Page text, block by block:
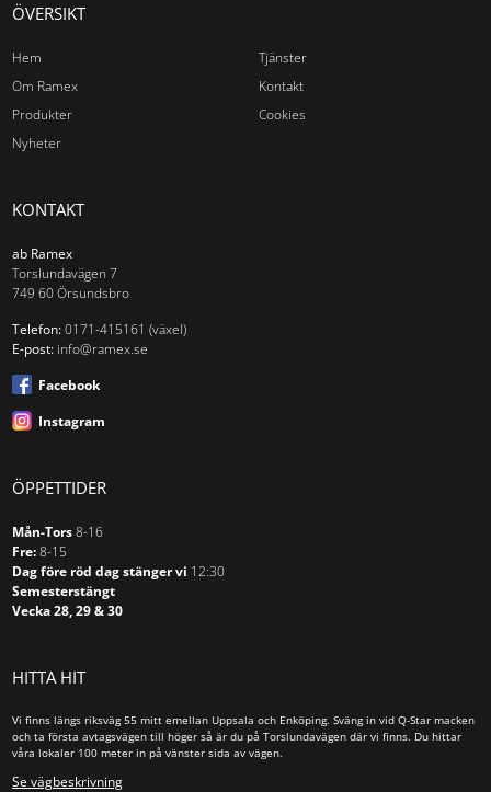
ÖVERSIKT
Hem
Om Ramex
Produkter
Nyheter
Tjänster
Kontakt
Cookies
KONTAKT
ab Ramex
Torslundavägen 7
749 60 Örsundsbro
Telefon: 0171-415161 (växel)
E-post: info@ramex.se
Facebook
Instagram
ÖPPETTIDER
Mån-Tors 8-16
Fre: 8-15
Dag före röd dag stänger vi 12:30
Semesterstängt
Vecka 28, 29 & 30
HITTA HIT
Vi finns längs riksväg 55 mitt emellan Uppsala och Enköping. Sväng in vid Q-Star macken
och ta första avtagsvägen till höger så är du på Torslundavägen där vi finns. Du hittar
våra lokaler 100 meter in på vänster sida av vägen.
Se vägbeskrivning